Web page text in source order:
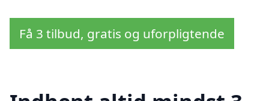
Få 3 tilbud, gratis og uforpligtende